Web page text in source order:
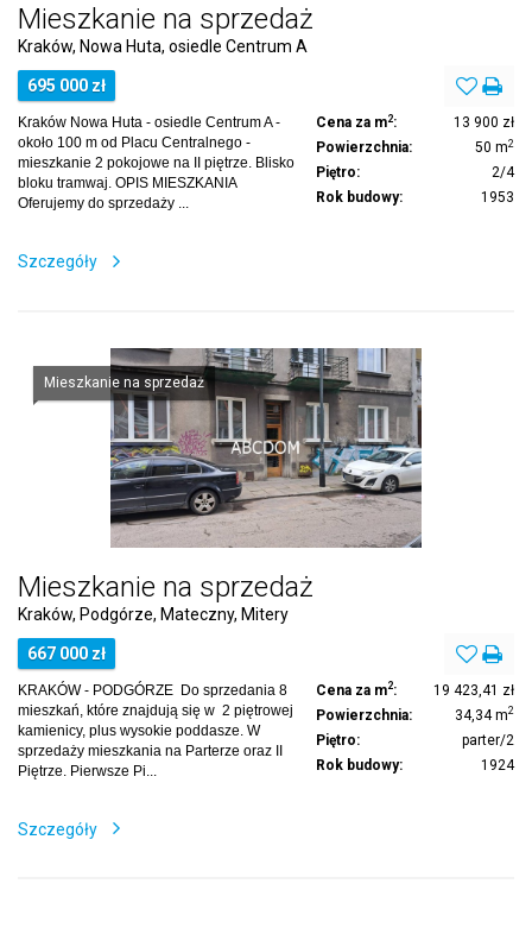
Mieszkanie na sprzedaż
Kraków, Nowa Huta, osiedle Centrum A
695 000 zł
Kraków Nowa Huta - osiedle Centrum A -
około 100 m od Placu Centralnego -
mieszkanie 2 pokojowe na II piętrze. Blisko
bloku tramwaj. OPIS MIESZKANIA
Oferujemy do sprzedaży ...
Cena za m2:
13 900 zł
Powierzchnia:
50 m2
Piętro:
2/4
Rok budowy:
1953
Szczegóły
Mieszkanie na sprzedaż
Mieszkanie na sprzedaż
Kraków, Podgórze, Mateczny, Mitery
667 000 zł
KRAKÓW - PODGÓRZE Do sprzedania 8
mieszkań, które znajdują się w 2 piętrowej
kamienicy, plus wysokie poddasze. W
sprzedaży mieszkania na Parterze oraz II
Piętrze. Pierwsze Pi...
Cena za m2:
19 423,41 zł
Powierzchnia:
34,34 m2
Piętro:
parter/2
Rok budowy:
1924
Szczegóły